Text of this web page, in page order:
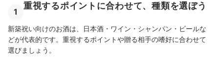
1
重視するポイントに合わせて、種類を選ぼう
新築祝い向けのお酒は、日本酒・ワイン・シャンパン・ビールな
どが代表的です。重視するポイントや贈る相手の嗜好に合わせて
選びましょう。